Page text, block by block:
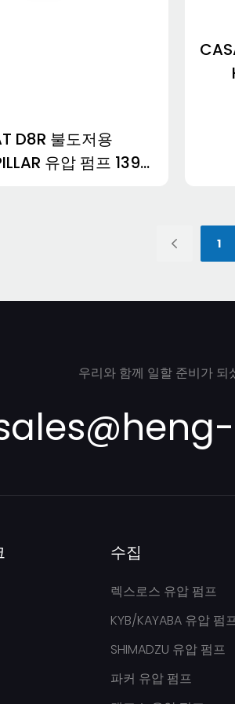
D8R 불도저용
유압 펌프 139-
1
우리와 함께 일할 준비가 되
수집
렉스로스 유압 펌프
KYB/KAYABA 유압 펌
SHIMADZU 유압 펌프
파커 유압 펌프